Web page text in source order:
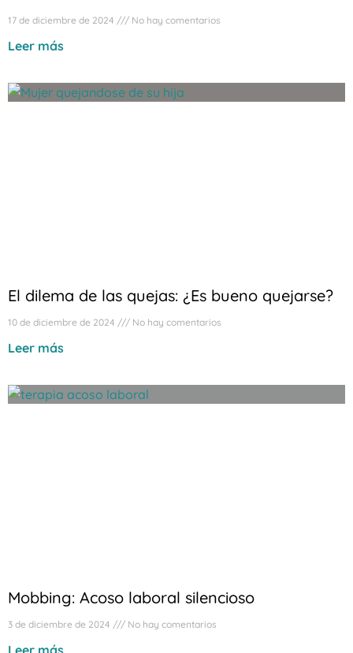
17 de diciembre de 2024 No hay comentarios
Leer más
El dilema de las quejas: ¿Es bueno quejarse?
10 de diciembre de 2024 No hay comentarios
Leer más
Mobbing: Acoso laboral silencioso
3 de diciembre de 2024 No hay comentarios
Leer más